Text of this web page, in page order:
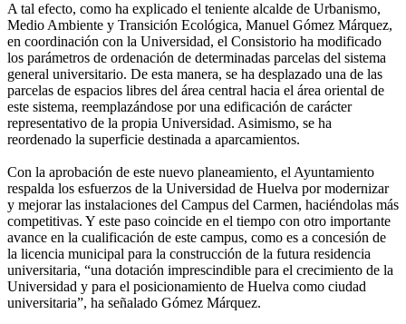
A tal efecto, como ha explicado el teniente alcalde de Urbanismo,
Medio Ambiente y Transición Ecológica, Manuel Gómez Márquez,
en coordinación con la Universidad, el Consistorio ha modificado
los parámetros de ordenación de determinadas parcelas del sistema
general universitario. De esta manera, se ha desplazado una de las
parcelas de espacios libres del área central hacia el área oriental de
este sistema, reemplazándose por una edificación de carácter
representativo de la propia Universidad. Asimismo, se ha
reordenado la superficie destinada a aparcamientos.
Con la aprobación de este nuevo planeamiento, el Ayuntamiento
respalda los esfuerzos de la Universidad de Huelva por modernizar
y mejorar las instalaciones del Campus del Carmen, haciéndolas más
competitivas. Y este paso coincide en el tiempo con otro importante
avance en la cualificación de este campus, como es a concesión de
la licencia municipal para la construcción de la futura residencia
universitaria, “una dotación imprescindible para el crecimiento de la
Universidad y para el posicionamiento de Huelva como ciudad
universitaria”, ha señalado Gómez Márquez.